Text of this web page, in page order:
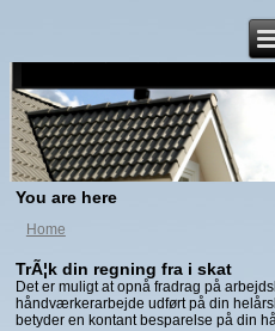
You are here
Home
TrÃ¦k din regning fra i skat
Det er muligt at opnå fradrag på
håndværkerarbejde udført på din
betyder en kontant besparelse på din